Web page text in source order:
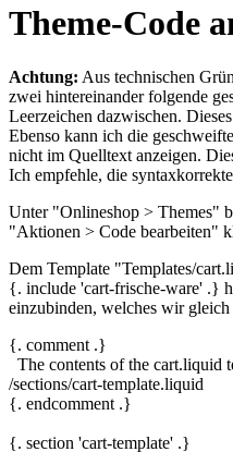
Theme-Code
Achtung: Aus technischen
zwei hintereinander folgende
Leerzeichen dazwischen.
Ebenso kann ich die
nicht im Quelltext anzeigen.
Ich empfehle, die
Unter "Onlineshop > Themes"
"Aktionen > Code bearbeiten"
Dem Template "Templates/
{. include 'cart-frische-ware' .}
einzubinden, welches wir gleich
{. comment .}
The contents of the cart.liquid
/sections/cart-template.liquid
{. endcomment .}
{. section 'cart-template' .}